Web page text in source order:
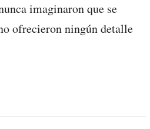
imaginaron que se
ofrecieron ningún detalle